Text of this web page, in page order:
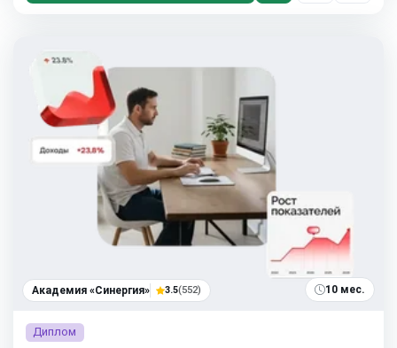
Академия «Синергия» 3.5(552) 10 мес.
Диплом